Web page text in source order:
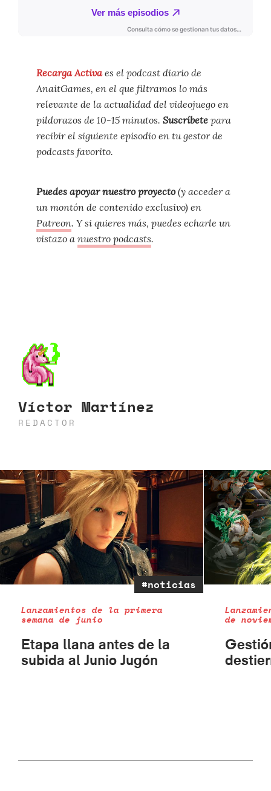
Recarga Activaes el podcast diario de
AnaitGames, en el que filtramos lo más
relevante de la actualidad del videojuego en
pildorazos de 10-15 minutos. Suscríbetepara
recibir el siguiente episodio en tu gestor de
podcasts favorito.
Puedes apoyar nuestro proyecto(y acceder a
un montón de contenido exclusivo) en
Patreon. Y si quieres más, puedes echarle un
vistazo anuestro podcasts.
Víctor Martínez
REDACTOR
#noticias
Lanzamientos de la primera
semana de junio
Etapa llana antes de la
subida al Junio Jugón
de